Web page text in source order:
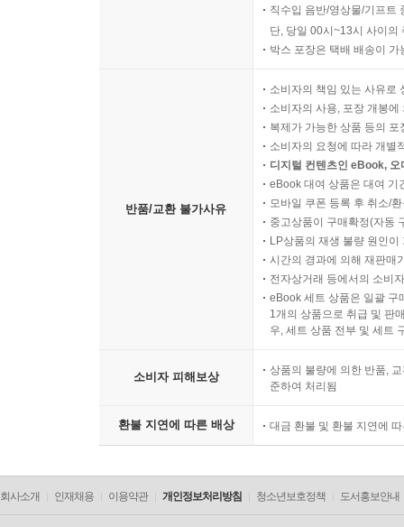
직수입 음반/영상물/기프트
단, 당일 00시~13시 사이의
박스 포장은 택배 배송이
반품/교환 불가사유
소비자의 책임 있는 사유로
소비자의 사용, 포장 개봉
복제가 가능한 상품 등의
소비자의 요청에 따라 개별
디지털 컨텐츠인 eBook,
eBook 대여 상품은 대여 기
모바일 쿠폰 등록 후 취소/
중고상품이 구매확정(자동
LP상품의 재생 불량 원인
시간의 경과에 의해 재판매
전자상거래 등에서의 소비
eBook 세트 상품은 일괄 구
1개의 상품으로 취급 및 판
우, 세트 상품 전부 및 세트
소비자 피해보상
상품의 불량에 의한 반품,
준하여 처리됨
환불 지연에 따른 배상 대금 환불 및 환불 지연에
회사소개 인재채용 이용약관 개인정보처리방침 청소년보호정책 도서홍보안내